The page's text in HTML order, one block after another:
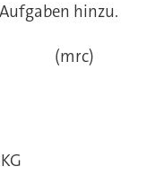
hinzu.
(mrc)